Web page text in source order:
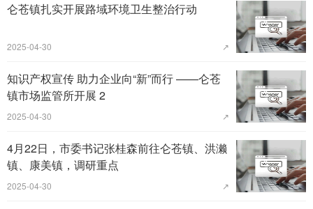
仑苍镇扎实开展路域环境卫生整治行动
2025-04-30 ↗
知识产权宣传 助力企业向“新”而行 ——仑苍
镇市场监管所开展 2
2025-04-30 ↗
4月22日，市委书记张桂森前往仑苍镇、洪濑
镇、康美镇，调研重点
2025-04-30 ↗